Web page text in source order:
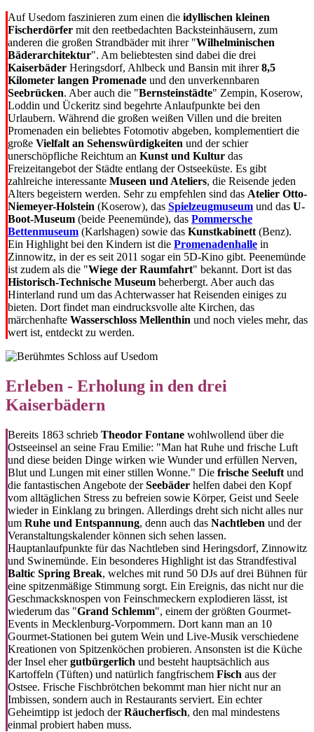
Auf Usedom faszinieren zum einen die idyllischen kleinen
Fischerdörfer mit den reetbedachten Backsteinhäusern, zum
anderen die großen Strandbäder mit ihrer "Wilhelminischen
Bäderarchitektur". Am beliebtesten sind dabei die drei
Kaiserbäder Heringsdorf, Ahlbeck und Bansin mit ihrer8,5
Kilometer langen Promenade und den unverkennbaren
Seebrücken. Aber auch die "Bernsteinstädte" Zempin, Koserow,
Loddin und Ückeritz sind begehrte Anlaufpunkte bei den
Urlaubern. Während die großen weißen Villen und die breiten
Promenaden ein beliebtes Fotomotiv abgeben, komplementiert die
große Vielfalt an Sehenswürdigkeiten und der schier
unerschöpfliche Reichtum an Kunst und Kultur das
Freizeitangebot der Städte entlang der Ostseeküste. Es gibt
zahlreiche interessante Museen und Ateliers, die Reisende jeden
Alters begeistern werden. Sehr zu empfehlen sind das Atelier Otto-
Niemeyer-Holstein (Koserow), das Spielzeugmuseum und das U-
Boot-Museum (beide Peenemünde), das Pommersche
Bettenmuseum (Karlshagen) sowie das Kunstkabinett (Benz).
Ein Highlight bei den Kindern ist die Promenadenhalle in
Zinnowitz, in der es seit 2011 sogar ein 5D-Kino gibt. Peenemünde
ist zudem als die "Wiege der Raumfahrt" bekannt. Dort ist das
Historisch-Technische Museum beherbergt. Aber auch das
Hinterland rund um das Achterwasser hat Reisenden einiges zu
bieten. Dort findet man eindrucksvolle alte Kirchen, das
märchenhafte Wasserschloss Mellenthin und noch vieles mehr, das
wert ist, entdeckt zu werden.
Erleben - Erholung in den drei
Kaiserbädern
Bereits 1863 schrieb Theodor Fontane wohlwollend über die
Ostseeinsel an seine Frau Emilie: "Man hat Ruhe und frische Luft
und diese beiden Dinge wirken wie Wunder und erfüllen Nerven,
Blut und Lungen mit einer stillen Wonne." Die frische Seeluft und
die fantastischen Angebote derSeebäder helfen dabei den Kopf
vom alltäglichen Stress zu befreien sowie Körper, Geist und Seele
wieder in Einklang zu bringen. Allerdings dreht sich nicht alles nur
um Ruhe und Entspannung, denn auch das Nachtleben und der
Veranstaltungskalender können sich sehen lassen.
Hauptanlaufpunkte für das Nachtleben sind Heringsdorf, Zinnowitz
und Swinemünde. Ein besonderes Highlight ist das Strandfestival
Baltic Spring Break, welches mit rund 50 DJs auf drei Bühnen für
eine spitzenmäßige Stimmung sorgt. Ein Ereignis, das nicht nur die
Geschmacksknospen von Feinschmeckern explodieren lässt, ist
wiederum das "Grand Schlemm", einem der größten Gourmet-
Events in Mecklenburg-Vorpommern. Dort kann man an 10
Gourmet-Stationen bei gutem Wein und Live-Musik verschiedene
Kreationen von Spitzenköchen probieren. Ansonsten ist die Küche
der Insel ehergutbürgerlich und besteht hauptsächlich aus
Kartoffeln (Tüften) und natürlich fangfrischem Fisch aus der
Ostsee. Frische Fischbrötchen bekommt man hier nicht nur an
Imbissen, sondern auch in Restaurants serviert. Ein echter
Geheimtipp ist jedoch derRäucherfisch, den mal mindestens
einmal probiert haben muss.